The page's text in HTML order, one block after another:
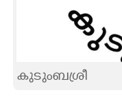
ASTRO
കുടുംബശ്രീ